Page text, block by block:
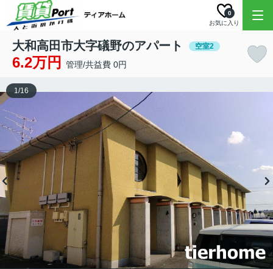
お気に入り
0
大和高田市大字礒野のアパート 空室2
6.2万円 管理/共益費 0円
1/16